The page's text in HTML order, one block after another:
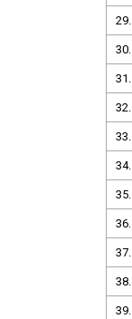
29.
30.
31.
32.
33.
34.
35.
36.
37.
38.
39.